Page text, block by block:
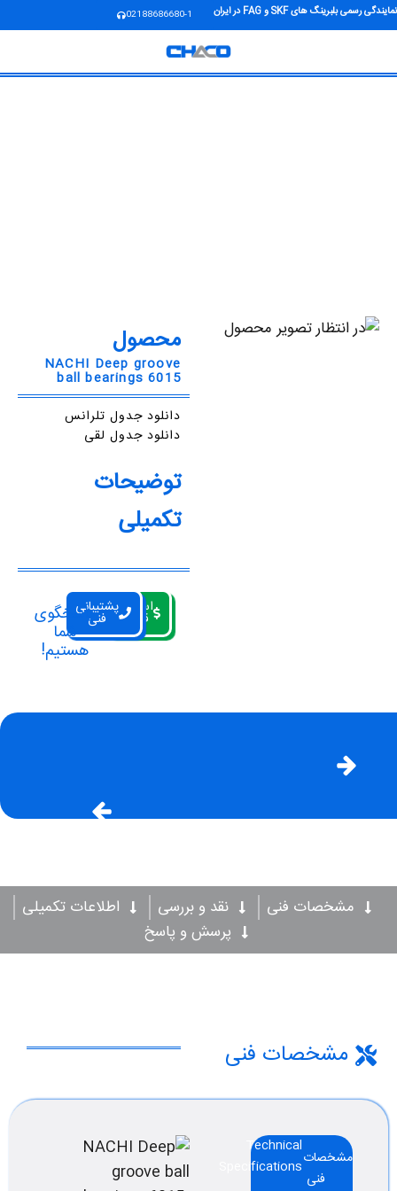
نمایندگی رسمی بلبرینگ های SKF و FAG در ایران 02188686680-1
محصول
NACHI Deep groove
ball bearings 6015
دانلود جدول تلرانس
دانلود جدول لقی
توضیحات
تکمیلی
استعلام
قیمت
پشتیبانی
فنیپاسخگوی
شما
هستیم!
مشخصات فنی نقد و بررسی
اطلاعات تکمیلی
پرسش و پاسخ
مشخصات فنی
مشخصات
فنی
Technical
Specifications